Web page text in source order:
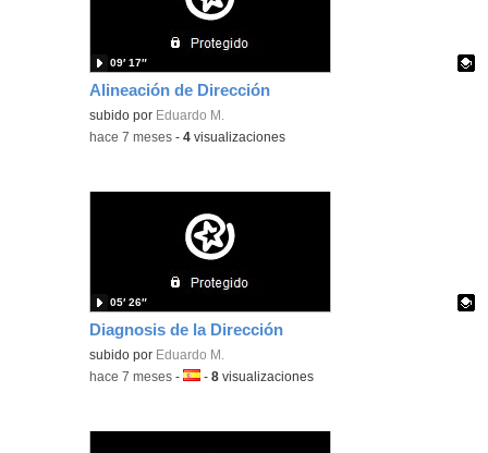
Alineación de Dirección
Contenido educativo.
subido por Eduardo M.
09′ 17″
-hace 7 meses -4 visualizaciones
Diagnosis de la Dirección
Contenido educativo.
subido por Eduardo M.
05′ 26″
-hace 7 meses -Idioma:
-8 visualizaciones